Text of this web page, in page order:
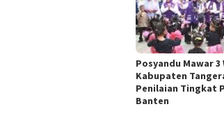
Posyandu Mawar 3
Kabupaten
Penilaian Tingkat
Banten